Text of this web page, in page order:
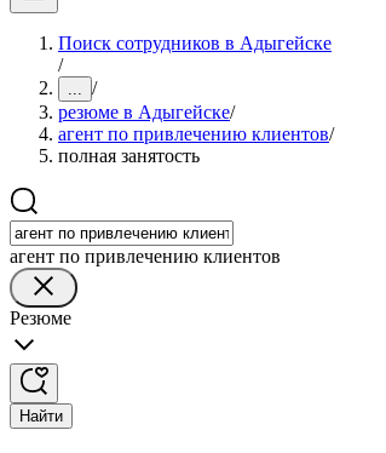
Поиск сотрудников в Адыгейске
/
... /
резюме в Адыгейске/
агент по привлечению клиентов/
полная занятость
агент по привлечению клиентов
Резюме
Найти